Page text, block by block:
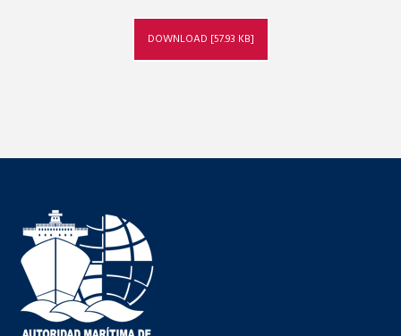
DOWNLOAD [57.93 KB]